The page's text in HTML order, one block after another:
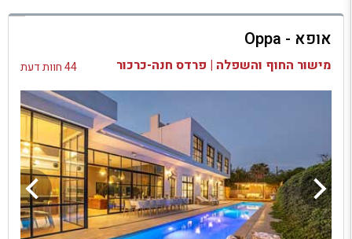
למתחם זה
בדיקת זמינות ומחירים
אופא - Oppa
מישור החוף והשפלה | פרדס חנה-כרכור 44 חוות דעת